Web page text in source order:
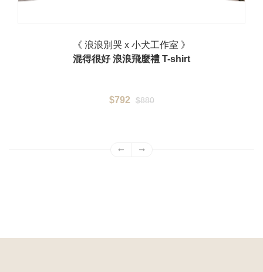
《 浪浪別哭 x 小犬工作室 》
混得很好 浪浪飛麼禮 T-shirt
$792 $880